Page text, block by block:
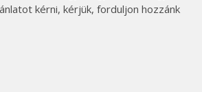
kérni, kérjük, forduljon hozzánk